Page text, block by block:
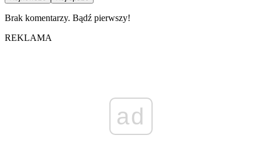
Brak komentarzy. Bądź pierwszy!
REKLAMA
ad